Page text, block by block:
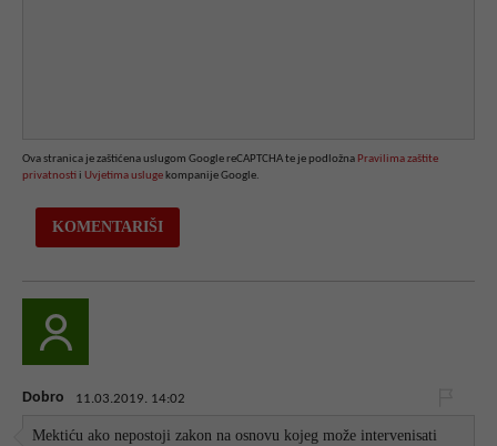
Ova stranica je zaštićena uslugom Google reCAPTCHA te je podložna Pravilima zaštite
privatnosti i Uvjetima usluge kompanije Google.
Dobro 11.03.2019. 14:02
Mektiću ako nepostoji zakon na osnovu kojeg može intervenisati